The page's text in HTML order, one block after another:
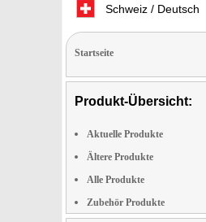
Schweiz / Deutsch
Startseite
Produkt-Übersicht:
Aktuelle Produkte
Ältere Produkte
Alle Produkte
Zubehör Produkte